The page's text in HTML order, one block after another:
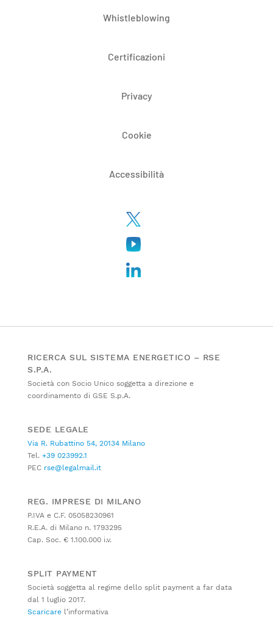
Whistleblowing
Certificazioni
Privacy
Cookie
Accessibilità
RICERCA SUL SISTEMA ENERGETICO – RSE
S.P.A.
Società con Socio Unico soggetta a direzione e
coordinamento di GSE S.p.A.
SEDE LEGALE
Via R. Rubattino 54, 20134 Milano
Tel. +39 023992.1
PEC rse@legalmail.it
REG. IMPRESE DI MILANO
P.IVA e C.F. 05058230961
R.E.A. di Milano n. 1793295
Cap. Soc. € 1.100.000 i.v.
SPLIT PAYMENT
Società soggetta al regime dello split payment a far data
dal 1 luglio 2017.
Scaricare l’informativa